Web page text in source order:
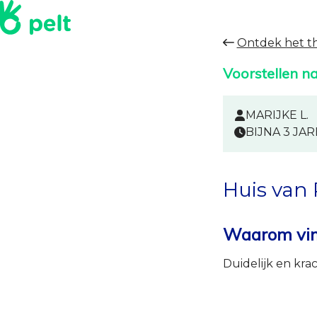
Ontdek het
Voorstellen
MARIJKE L.
BIJNA 3
Huis van
Waarom
Duidelijk en